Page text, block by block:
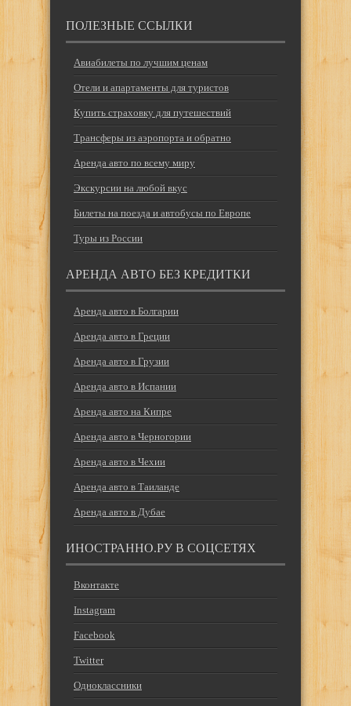
ПОЛЕЗНЫЕ ССЫЛКИ
Авиабилеты по лучшим ценам
Отели и апартаменты для туристов
Купить страховку для путешествий
Трансферы из аэропорта и обратно
Аренда авто по всему миру
Экскурсии на любой вкус
Билеты на поезда и автобусы по Европе
Туры из России
АРЕНДА АВТО БЕЗ КРЕДИТКИ
Аренда авто в Болгарии
Аренда авто в Греции
Аренда авто в Грузии
Аренда авто в Испании
Аренда авто на Кипре
Аренда авто в Черногории
Аренда авто в Чехии
Аренда авто в Таиланде
Аренда авто в Дубае
ИНОСТРАННО.РУ В СОЦСЕТЯХ
Вконтакте
Instagram
Facebook
Twitter
Одноклассники